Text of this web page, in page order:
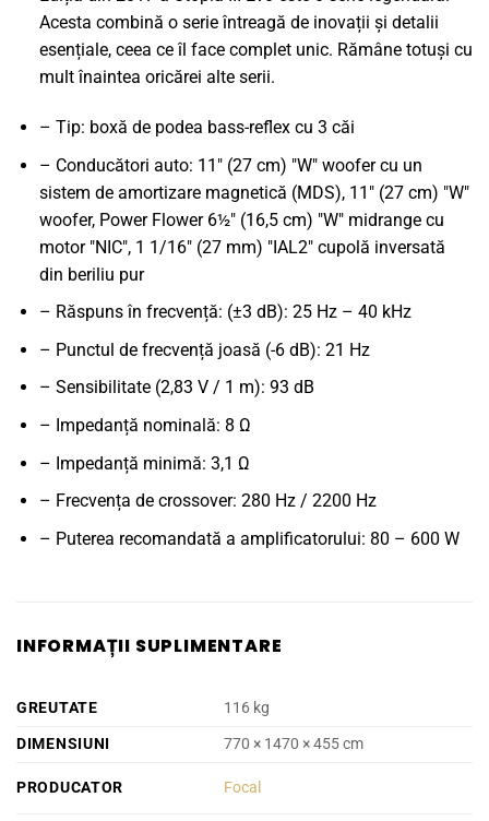
Acesta combină o serie întreagă de inovații și detalii
esențiale, ceea ce îl face complet unic. Rămâne totuși cu
mult înaintea oricărei alte serii.
– Tip: boxă de podea bass-reflex cu 3 căi
– Conducători auto: 11" (27 cm) "W" woofer cu un
sistem de amortizare magnetică (MDS), 11" (27 cm) "W"
woofer, Power Flower 6½" (16,5 cm) "W" midrange cu
motor "NIC", 1 1/16" (27 mm) "IAL2" cupolă inversată
din beriliu pur
– Răspuns în frecvență: (±3 dB): 25 Hz – 40 kHz
– Punctul de frecvență joasă (-6 dB): 21 Hz
– Sensibilitate (2,83 V / 1 m): 93 dB
– Impedanță nominală: 8 Ω
– Impedanță minimă: 3,1 Ω
– Frecvența de crossover: 280 Hz / 2200 Hz
– Puterea recomandată a amplificatorului: 80 – 600 W
INFORMAȚII SUPLIMENTARE
GREUTATE
116 kg
DIMENSIUNI
770 × 1470 × 455 cm
PRODUCATOR Focal